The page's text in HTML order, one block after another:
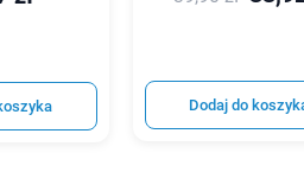
Dodaj do